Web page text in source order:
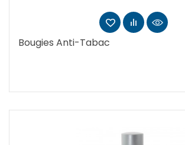
Bougies Anti-Tabac